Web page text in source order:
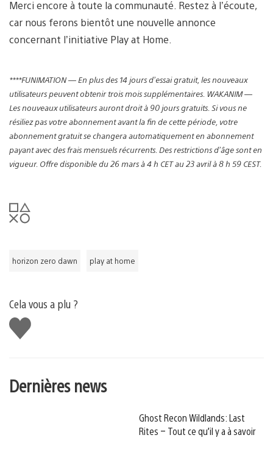
Merci encore à toute la communauté. Restez à l’écoute,
car nous ferons bientôt une nouvelle annonce
concernant l’initiative Play at Home.
****FUNIMATION — En plus des 14 jours d’essai gratuit, les nouveaux
utilisateurs peuvent obtenir trois mois supplémentaires. WAKANIM —
Les nouveaux utilisateurs auront droit à 90 jours gratuits. Si vous ne
résiliez pas votre abonnement avant la fin de cette période, votre
abonnement gratuit se changera automatiquement en abonnement
payant avec des frais mensuels récurrents. Des restrictions d’âge sont en
vigueur. Offre disponible du 26 mars à 4 h CET au 23 avril à 8 h 59 CEST.
horizon zero dawn play at home
Cela vous a plu ?
J'aime
Dernières news
Ghost Recon Wildlands: Last
Rites – Tout ce qu’il y a à savoir